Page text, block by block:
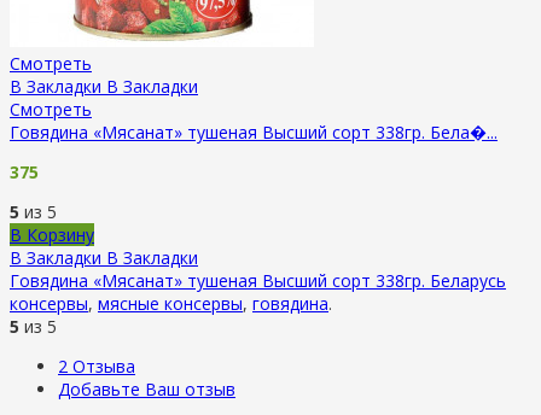
Смотреть
В Закладки В Закладки
Смотреть
Говядина «Мясанат» тушеная Высший сорт 338гр. Бела�...
375
5 из 5
В Корзину
В Закладки В Закладки
Говядина «Мясанат» тушеная Высший сорт 338гр. Беларусь
консервы, мясные консервы, говядина.
5 из 5
2 Отзыва
Добавьте Ваш отзыв